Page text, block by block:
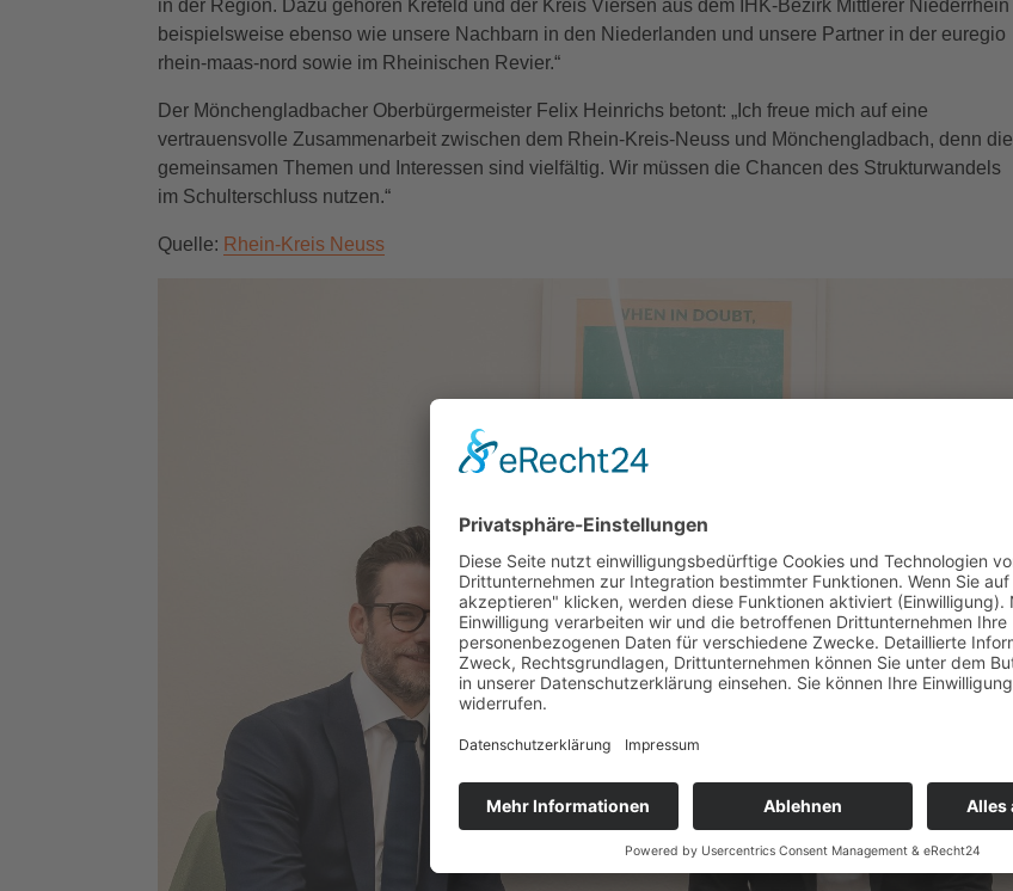
in der Region. Dazu gehören Krefeld und der Kreis Viersen aus dem IHK-Bezirk Mittlerer Niederrhein
beispielsweise ebenso wie unsere Nachbarn in den Niederlanden und unsere Partner in der euregio
rhein-maas-nord sowie im Rheinischen Revier.“
Der Mönchengladbacher Oberbürgermeister Felix Heinrichs betont: „Ich freue mich auf eine
vertrauensvolle Zusammenarbeit zwischen dem Rhein-Kreis-Neuss und Mönchengladbach, denn die
gemeinsamen Themen und Interessen sind vielfältig. Wir müssen die Chancen des Strukturwandels
im Schulterschluss nutzen.“
Quelle: Rhein-Kreis Neuss